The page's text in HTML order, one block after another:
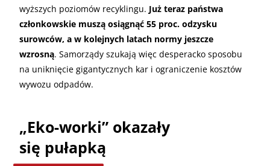
wyższych poziomów recyklingu. Już teraz państwa
członkowskie muszą osiągnąć 55 proc. odzysku
surowców, a w kolejnych latach normy jeszcze
wzrosną. Samorządy szukają więc desperacko sposobu
na uniknięcie gigantycznych kar i ograniczenie kosztów
wywozu odpadów.
„Eko-worki” okazały
się pułapką